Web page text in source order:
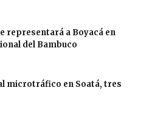
representará a Boyacá en
del Bambuco
microtráfico en Soatá, tres